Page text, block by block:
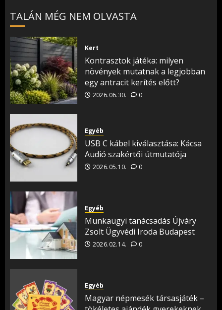
TALÁN MÉG NEM OLVASTA
Kert
Kontrasztok játéka: milyen
növények mutatnak a legjobban
egy antracit kerítés előtt?
2026.06.30. 0
Egyéb
USB C kábel kiválasztása: Kácsa
Audió szakértői útmutatója
2026.05.10. 0
Egyéb
Munkaügyi tanácsadás Újváry
Zsolt Ügyvédi Iroda Budapest
2026.02.14. 0
Egyéb
Magyar népmesék társasjáték –